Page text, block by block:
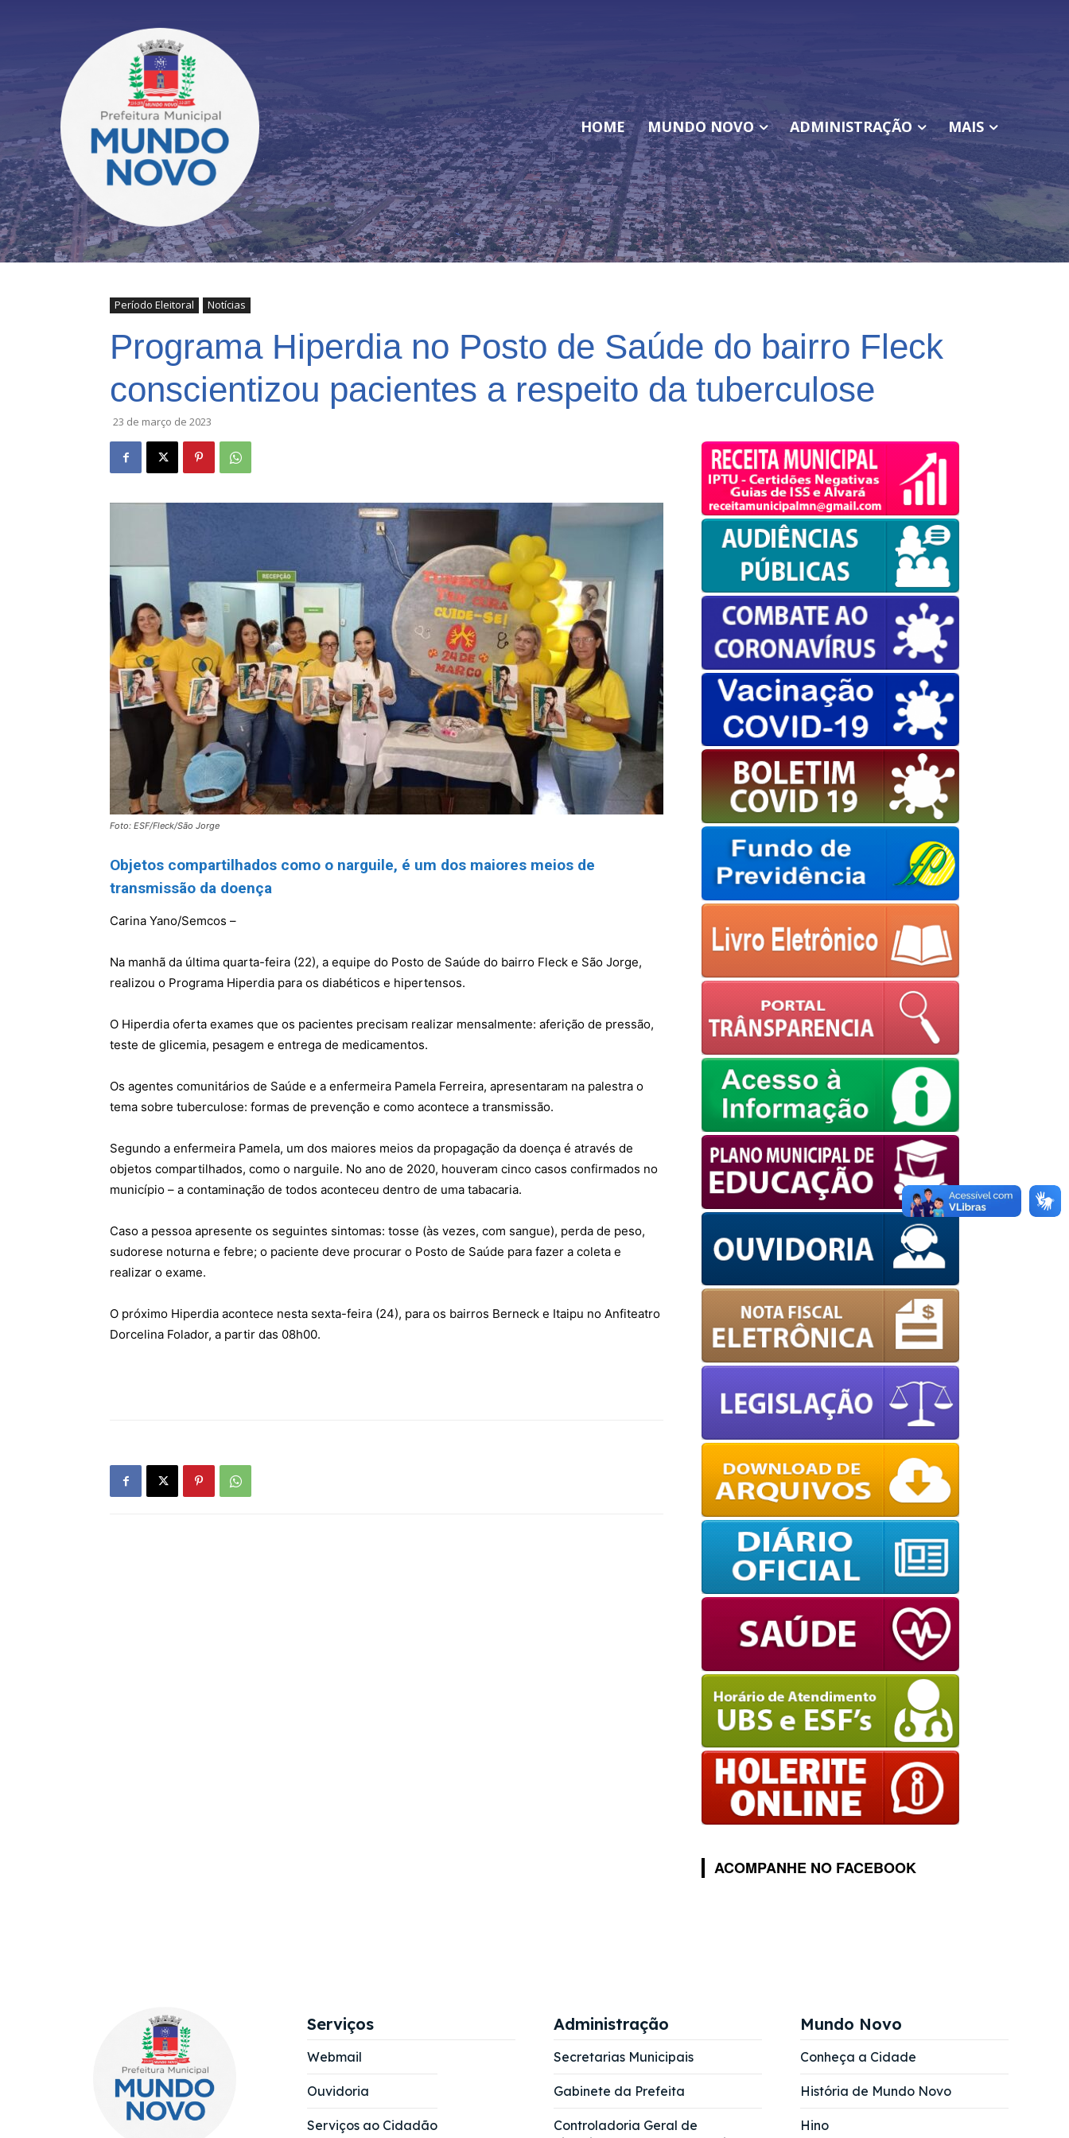
European Commission | Cookies Policy
HOME MUNDO NOVO ADMINISTRAÇÃO MAIS
Período Eleitoral Notícias
Programa Hiperdia no Posto de Saúde do bairro Fleck
conscientizou pacientes a respeito da tuberculose
23 de março de 2023
Foto: ESF/Fleck/São Jorge
Objetos compartilhados como o narguile, é um dos maiores meios de
transmissão da doença
Carina Yano/Semcos –
Na manhã da última quarta-feira (22), a equipe do Posto de Saúde do bairro Fleck e São Jorge,
realizou o Programa Hiperdia para os diabéticos e hipertensos.
O Hiperdia oferta exames que os pacientes precisam realizar mensalmente: aferição de pressão,
teste de glicemia, pesagem e entrega de medicamentos.
Os agentes comunitários de Saúde e a enfermeira Pamela Ferreira, apresentaram na palestra o
tema sobre tuberculose: formas de prevenção e como acontece a transmissão.
Segundo a enfermeira Pamela, um dos maiores meios da propagação da doença é através de
objetos compartilhados, como o narguile. No ano de 2020, houveram cinco casos confirmados no
município – a contaminação de todos aconteceu dentro de uma tabacaria.
Caso a pessoa apresente os seguintes sintomas: tosse (às vezes, com sangue), perda de peso,
sudorese noturna e febre; o paciente deve procurar o Posto de Saúde para fazer a coleta e
realizar o exame.
O próximo Hiperdia acontece nesta sexta-feira (24), para os bairros Berneck e Itaipu no Anfiteatro
Dorcelina Folador, a partir das 08h00.
ACOMPANHE NO FACEBOOK
Serviços
Webmail
Ouvidoria
Serviços ao Cidadão
Administração
Secretarias Municipais
Gabinete da Prefeita
Controladoria Geral de
Mundo Novo
Conheça a Cidade
História de Mundo Novo
Hino